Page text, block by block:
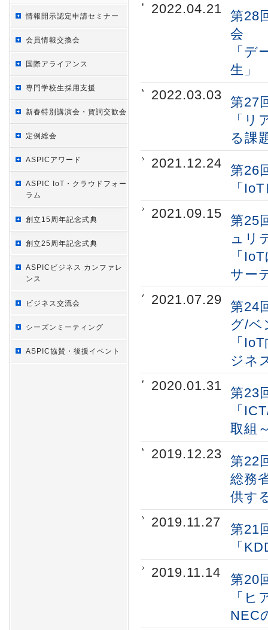
情報開示認定申請セミナー
会員情報交換会
国際アライアンス
専門学校生採用支援
新春特別講演会・賀詞交歓会
定例総会
ASPICアワード
ASPIC IoT・クラウドフォー
ラム
創立15周年記念式典
創立25周年記念式典
ASPICビジネス カンファレ
ンス
ビジネス交流会
シーズンミーティング
ASPIC協賛・後援イベント
2022.04.21 第28
会
「
生」
2022.03.03 第27
「
る課
2021.12.24 第26
「
2021.09.15 第25
ュリ
「
サー
2021.07.29 第24
グ/ベ
「
ジネ
2020.01.31 第23
「
取組
2019.12.23 第22
総務
供す
2019.11.27
第21
「
2019.11.14
第20
「
NEC